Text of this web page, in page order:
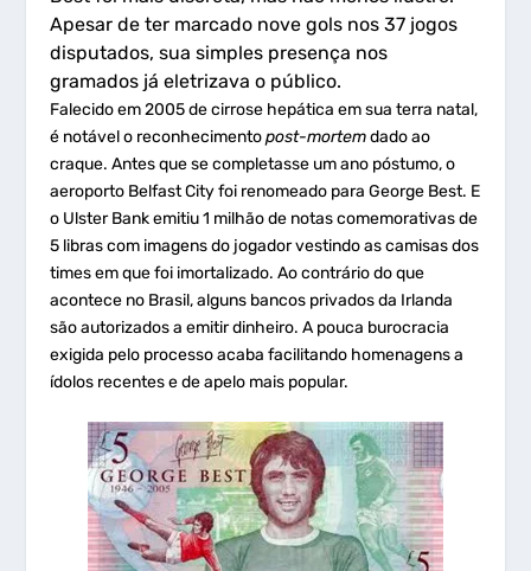
Apesar de ter marcado nove gols nos 37 jogos
disputados, sua simples presença nos
gramados já eletrizava o público.
Falecido em 2005 de cirrose hepática em sua terra natal,
é notável o reconhecimentopost-mortemdado ao
craque. Antes que se completasse um ano póstumo, o
aeroporto Belfast City foi renomeado para George Best. E
o Ulster Bank emitiu 1 milhão de notas comemorativas de
5 libras com imagens do jogador vestindo as camisas dos
times em que foi imortalizado. Ao contrário do que
acontece no Brasil, alguns bancos privados da Irlanda
são autorizados a emitir dinheiro. A pouca burocracia
exigida pelo processo acaba facilitando homenagens a
ídolos recentes e de apelo mais popular.